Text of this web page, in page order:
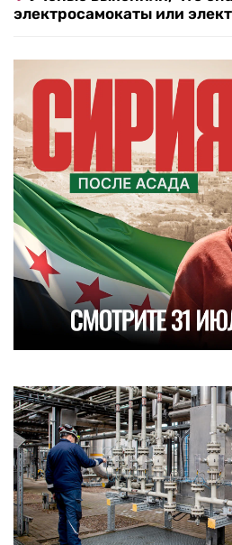
электросамокаты или